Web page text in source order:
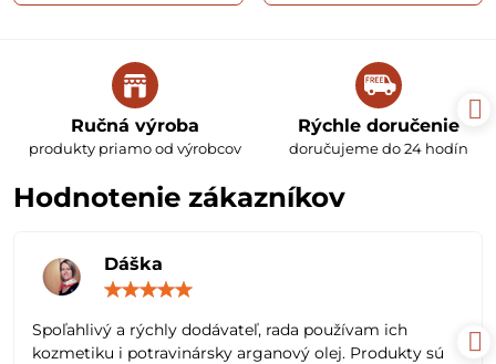
Ručná výroba
produkty priamo od výrobcov
Rýchle doručenie
doručujeme do 24 hodín
Hodnotenie zákazníkov
Dáška
5
Spoľahlivý a rýchly dodávateľ, rada používam ich
kozmetiku i potravinársky arganový olej. Produkty sú